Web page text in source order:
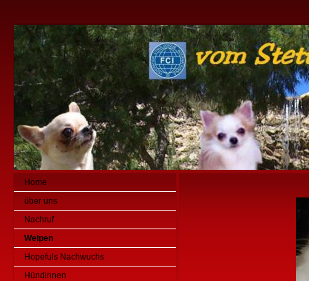
Home
über uns
Nachruf
Welpen
Hopefuls Nachwuchs
Hündinnen